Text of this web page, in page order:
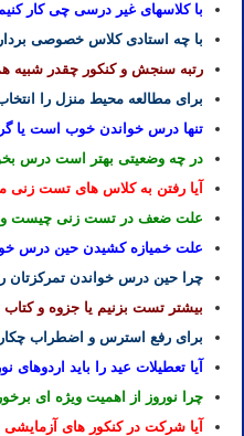
با کلاسهای غیر درسی چی کار
با چه استادی کلاس خصوصی
رتبه سنجش و کنکور چقدر شبیه
برای مطالعه محیط منزل را انتخاب
تنها درس خواندن خوب است یا
در چه وضعیتی بهتر است درس
آیا رفتن به کلاس های تست
علت ضعف در تست زنی چیست و
علت خمیازه کشیدن حین درس
چرا حین درس خواندن تمرکزتان
بیشتر تست بزنیم یا جزوه و
برای رفع استرس و اضطراب چکار
آیا تعطیلات عید را باید اردوهای
چرا نوروز از اهمیت ویژه ای
آیا شرکت در کنکور های